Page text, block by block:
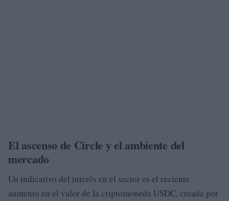
El ascenso de Circle y el ambiente del
mercado
Un indicativo del interés en el sector es el reciente
aumento en el valor de la criptomoneda USDC, creada por